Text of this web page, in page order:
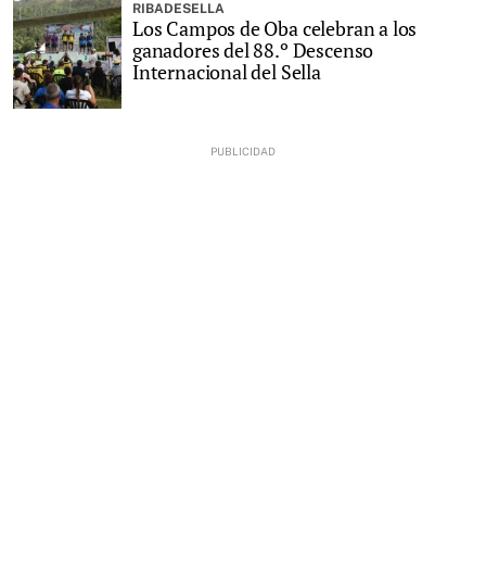
RIBADESELLA
Los Campos de Oba celebran a los
ganadores del 88.º Descenso
Internacional del Sella